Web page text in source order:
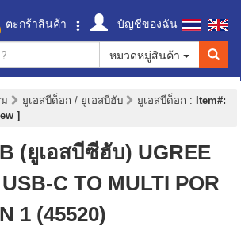
ตะกร้าสินค้า
บัญชีของฉัน
หมวดหมู่สินค้า
ยูเอสบีด็อก / ยูเอสบีฮับ ยูเอสบีด็อก : Item#:
]
(ยูเอสบีซีฮับ) UGREE
C TO MULTI POR
1 (45520)